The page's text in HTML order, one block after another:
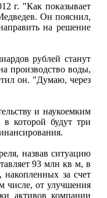
г. "Как показывает
Он пояснил,
на решение
рублей станут
производство воды,
он. "Думаю, через
и наукоемким
которой будут три
назвав ситуацию
93 млн кв м, в
за счет
числе, от улучшения
активов компании